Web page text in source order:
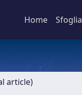
Home Sfoglia
article)